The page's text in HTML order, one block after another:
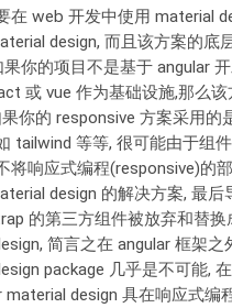
在 web 开发中使用 material
design, 而且该方案的底
果你的项目不是基于 angular
或 vue 作为基础设施,那么
果你的 responsive 方案采用
tailwind 等等, 很可能由于组
将响应式编程(responsive)的
design 的解决方案, 最后
的第三方组件被放弃和替换
简言之在 angular 框架之
package 几乎是不可能,
material design 具在响应式编